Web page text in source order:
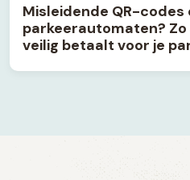
Misleidende QR-codes
parkeerautomaten?
veilig betaalt voor je